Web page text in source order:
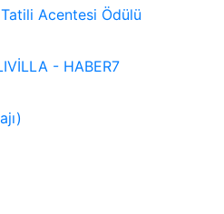
Acentesi Ödülü
- HABER7